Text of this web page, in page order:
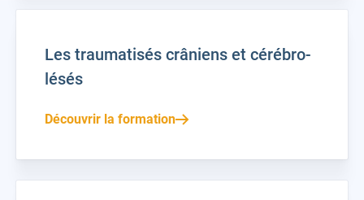
Les traumatisés crâniens et cérébro-
lésés
Découvrir la formation